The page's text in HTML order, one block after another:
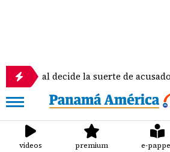
la suerte de acusado por el
videos premium e-